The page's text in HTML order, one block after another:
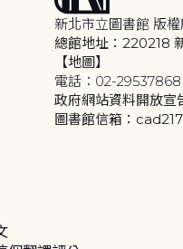
新北市立圖書館 版權
總館地址：220218
【地圖】
電話：02-
政府網站資料開放宣
圖書館信箱：